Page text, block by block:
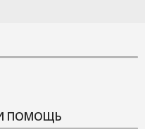
ПОМОЩЬ